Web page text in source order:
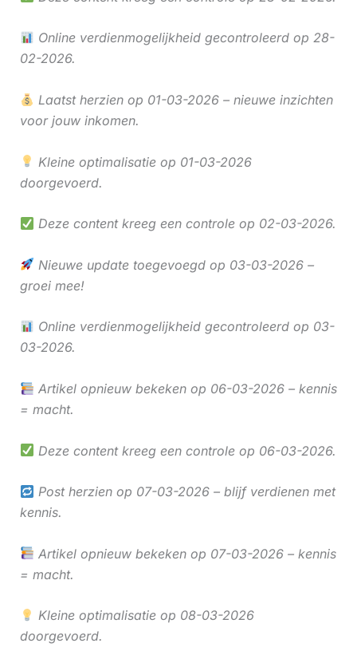
Online verdienmogelijkheid gecontroleerd op 28-
02-2026.
Laatst herzien op 01-03-2026 – nieuwe inzichten
voor jouw inkomen.
Kleine optimalisatie op 01-03-2026
doorgevoerd.
Deze content kreeg een controle op 02-03-2026.
Nieuwe update toegevoegd op 03-03-2026 –
groei mee!
Online verdienmogelijkheid gecontroleerd op 03-
03-2026.
Artikel opnieuw bekeken op 06-03-2026 – kennis
= macht.
Deze content kreeg een controle op 06-03-2026.
Post herzien op 07-03-2026 – blijf verdienen met
kennis.
Artikel opnieuw bekeken op 07-03-2026 – kennis
= macht.
Kleine optimalisatie op 08-03-2026
doorgevoerd.